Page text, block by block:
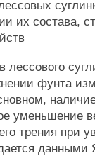
их состава,
фунта
уменьшение
трения при